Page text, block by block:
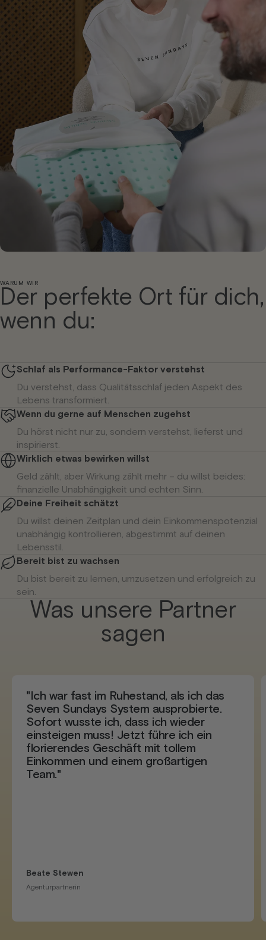
WARUM WIR
Der perfekte Ort für dich,
wenn du:
Schlaf als Performance-Faktor verstehst
Du verstehst, dass Qualitätsschlaf jeden Aspekt des
Lebens transformiert.
Wenn du gerne auf Menschen zugehst
Du hörst nicht nur zu, sondern verstehst, lieferst und
inspirierst.
Wirklich etwas bewirken willst
Geld zählt, aber Wirkung zählt mehr – du willst beides:
finanzielle Unabhängigkeit und echten Sinn.
Deine Freiheit schätzt
Du willst deinen Zeitplan und dein Einkommenspotenzial
unabhängig kontrollieren, abgestimmt auf deinen
Lebensstil.
Bereit bist zu wachsen
Du bist bereit zu lernen, umzusetzen und erfolgreich zu
sein.
Was unsere Partner
sagen
"Ich war fast im Ruhestand, als ich das
Seven Sundays System ausprobierte.
Sofort wusste ich, dass ich wieder
einsteigen muss! Jetzt führe ich ein
florierendes Geschäft mit tollem
Einkommen und einem großartigen
Team."
Beate Stewen
Agenturpartnerin